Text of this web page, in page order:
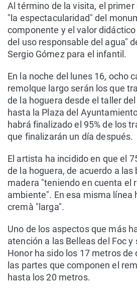
Al término de la visita, el
"la espectacularidad" del
componente y el valor
del uso responsable del agua"
Sergio Gómez para el infantil.
En la noche del lunes 16, ocho
remolque largo serán los que
de la hoguera desde el taller
hasta la Plaza del
habrá finalizado el 95% de los
que finalizarán un día después.
El artista ha incidido en que el
de la hoguera, de acuerdo a las
madera "teniendo en cuenta el
ambiente". En esa misma línea
cremà "larga".
Uno de los aspectos que más
atención a las Belleas del Foc y
Honor ha sido los 17 metros de
las partes que componen el
hasta los 20 metros.